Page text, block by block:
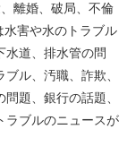
離婚、破局、不倫
害や水のトラブル
水道、排水管の問
ル、汚職、詐欺、
題、銀行の話題、
ラブルのニュースが